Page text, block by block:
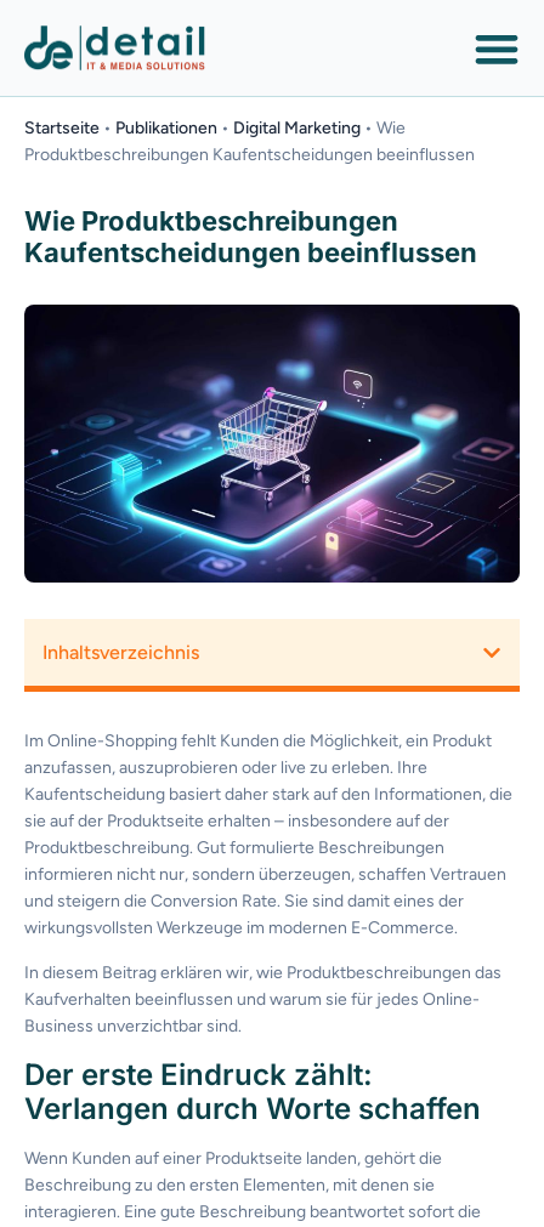
Startseite • Publikationen • Digital Marketing • Wie
Produktbeschreibungen Kaufentscheidungen beeinflussen
Wie Produktbeschreibungen
Kaufentscheidungen beeinflussen
Inhaltsverzeichnis
Im Online-Shopping fehlt Kunden die Möglichkeit, ein Produkt
anzufassen, auszuprobieren oder live zu erleben. Ihre
Kaufentscheidung basiert daher stark auf den Informationen, die
sie auf der Produktseite erhalten – insbesondere auf der
Produktbeschreibung. Gut formulierte Beschreibungen
informieren nicht nur, sondern überzeugen, schaffen Vertrauen
und steigern die Conversion Rate. Sie sind damit eines der
wirkungsvollsten Werkzeuge im modernen E-Commerce.
In diesem Beitrag erklären wir, wie Produktbeschreibungen das
Kaufverhalten beeinflussen und warum sie für jedes Online-
Business unverzichtbar sind.
Der erste Eindruck zählt:
Verlangen durch Worte schaffen
Wenn Kunden auf einer Produktseite landen, gehört die
Beschreibung zu den ersten Elementen, mit denen sie
interagieren. Eine gute Beschreibung beantwortet sofort die